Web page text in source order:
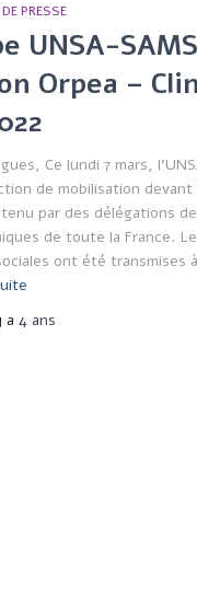
PRESSE
UNSA-
Orpea –
Ce lundi 7 mars,
de mobilisation devant
par des délégations
de toute la France.
ont été transmises
a 4 ans